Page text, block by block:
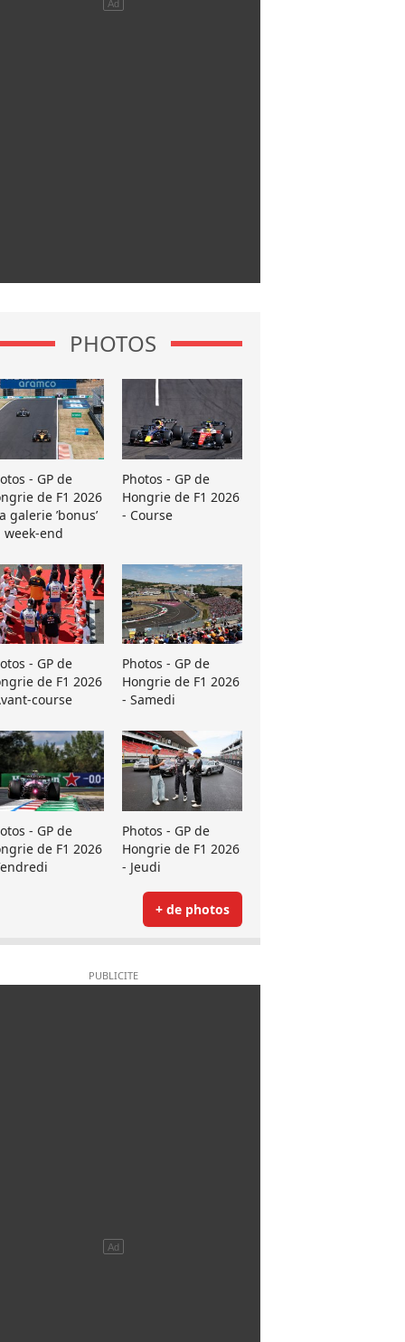
PHOTOS
- GP de
de F1 2026
galerie ’bonus’
week-end
Photos - GP de
Hongrie de F1 2026
- Course
- GP de
de F1 2026
course
Photos - GP de
Hongrie de F1 2026
- Samedi
- GP de
de F1 2026
Photos - GP de
Hongrie de F1 2026
- Jeudi
+ de photos